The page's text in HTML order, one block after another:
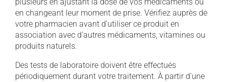
en changeant leur moment de prise. Vérifiez auprès de
votre pharmacien avant d'utiliser ce produit en
association avec d'autres médicaments, vitamines ou
produits naturels.
Des tests de laboratoire doivent être effectués
périodiquement durant votre traitement. À partir d'une